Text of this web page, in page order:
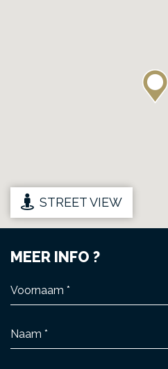
STREET VIEW
MEER INFO ?